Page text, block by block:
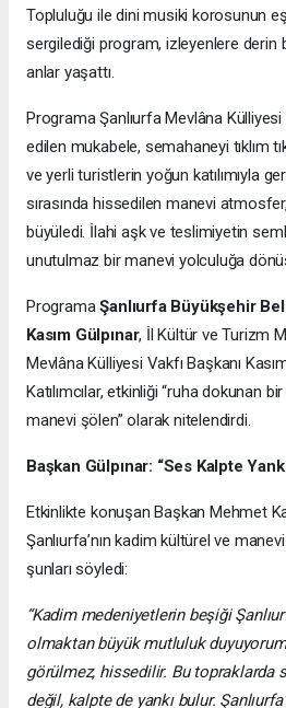
Topluluğu ile dini musiki korosunun
sergilediği program, izleyenlere derin
anlar yaşattı.
ProgramaŞanlıurfa Mevlâna
edilen mukabele, semahaneyi tıklım
ve yerli turistlerin yoğun katılımıyla
sırasında hissedilen manevi atmosfer,
büyüledi. İlahi aşk ve teslimiyetin
unutulmaz bir manevi yolculuğa
ProgramaŞanlıurfa Büyükşehir
Kasım Gülpınar, İl Kültür ve Turizm
Mevlâna Külliyesi Vakfı Başkanı
Katılımcılar, etkinliği “ruha dokunan
manevi şölen” olarak nitelendirdi.
Başkan Gülpınar: “Ses Kalpte
Etkinlikte konuşan Başkan Mehmet
Şanlıurfa’nın kadim kültürel ve
şunları söyledi:
“Kadim medeniyetlerin beşiği
olmaktan büyük mutluluk
görülmez, hissedilir. Bu topraklarda
değil, kalpte de yankı bulur.